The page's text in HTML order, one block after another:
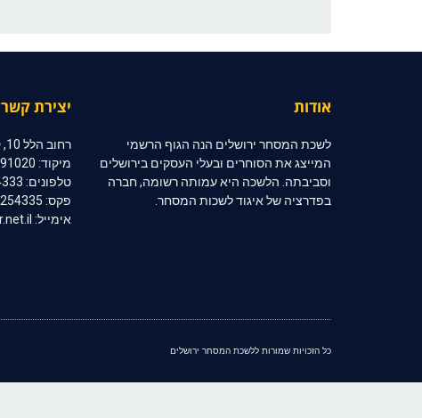
אודות
לשכת המסחר ירושלים הנה הגוף הרשמי
המייצג את הסוחרים ובעלי העסקים בירושלים
וסביבתה. הלשכה היא עמותה רשומה, חברה
בפדרציה של איגוד לשכות המסחר.
יצירת קשר
רחוב הלל 10, קומה 2, ירושלים
מיקוד: 91020
טלפונים: 02-6254333 | 02-6254334
פקס: 02-6254335
אימייל: jerccom@inter.net.il
כל הזכויות שמורות ללשכת המסחר ירושלים